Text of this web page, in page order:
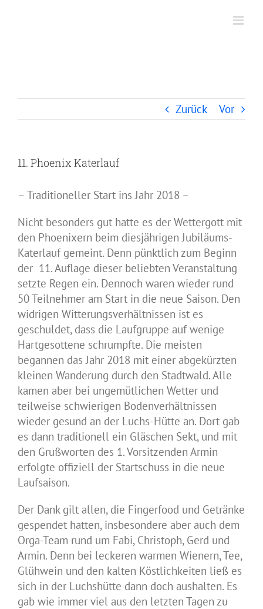
Zurück Vor
11. Phoenix Katerlauf
– Traditioneller Start ins Jahr 2018 –
Nicht besonders gut hatte es der Wettergott mit
den Phoenixern beim diesjährigen Jubiläums-
Katerlauf gemeint. Denn pünktlich zum Beginn
der 11. Auflage dieser beliebten Veranstaltung
setzte Regen ein. Dennoch waren wieder rund
50 Teilnehmer am Start in die neue Saison. Den
widrigen Witterungsverhältnissen ist es
geschuldet, dass die Laufgruppe auf wenige
Hartgesottene schrumpfte. Die meisten
begannen das Jahr 2018 mit einer abgekürzten
kleinen Wanderung durch den Stadtwald. Alle
kamen aber bei ungemütlichen Wetter und
teilweise schwierigen Bodenverhältnissen
wieder gesund an der Luchs-Hütte an. Dort gab
es dann traditionell ein Gläschen Sekt, und mit
den Grußworten des 1. Vorsitzenden Armin
erfolgte offiziell der Startschuss in die neue
Laufsaison.
Der Dank gilt allen, die Fingerfood und Getränke
gespendet hatten, insbesondere aber auch dem
Orga-Team rund um Fabi, Christoph, Gerd und
Armin. Denn bei leckeren warmen Wienern, Tee,
Glühwein und den kalten Köstlichkeiten ließ es
sich in der Luchshütte dann doch aushalten. Es
gab wie immer viel aus den letzten Tagen zu